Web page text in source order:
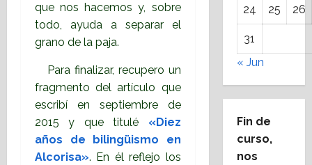
que nos hacemos y, sobre
todo, ayuda a separar el
grano de la paja.
Para finalizar, recupero un
fragmento del artículo que
escribí en septiembre de
2015 y que titulé «Diez
años de bilingüismo en
Alcorisa». En él reflejo los
24 25 26
31
« Jun
Fin de
curso,
nos